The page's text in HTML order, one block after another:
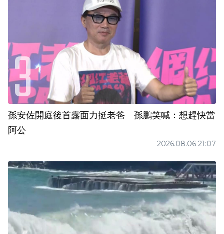
孫安佐開庭後首露面力挺老爸 孫鵬笑喊：想趕快當
阿公
2026.08.06 21:07